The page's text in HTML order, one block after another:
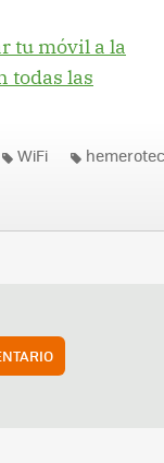
tu móvil a la
todas las
WiFi